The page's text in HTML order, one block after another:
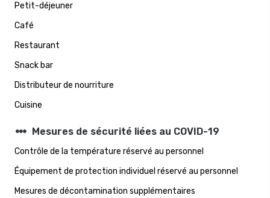
Petit-déjeuner
Café
Restaurant
Snack bar
Distributeur de nourriture
Cuisine
steppers Mesures de sécurité liées au COVID-19
Contrôle de la température réservé au personnel
Équipement de protection individuel réservé au personnel
Mesures de décontamination supplémentaires